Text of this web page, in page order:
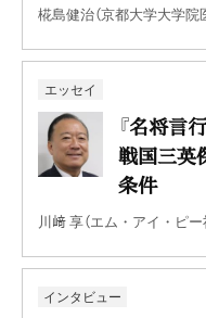
椛島健治（京都大学大学院
エッセイ
『名将言
戦国三英
条件
川﨑 享（エム・アイ・ピー
インタビュー